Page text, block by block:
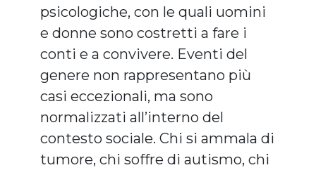
psicologiche, con le quali uomini
e donne sono costretti a fare i
conti e a convivere. Eventi del
genere non rappresentano più
casi eccezionali, ma sono
normalizzati all’interno del
contesto sociale. Chi si ammala di
tumore, chi soffre di autismo, chi